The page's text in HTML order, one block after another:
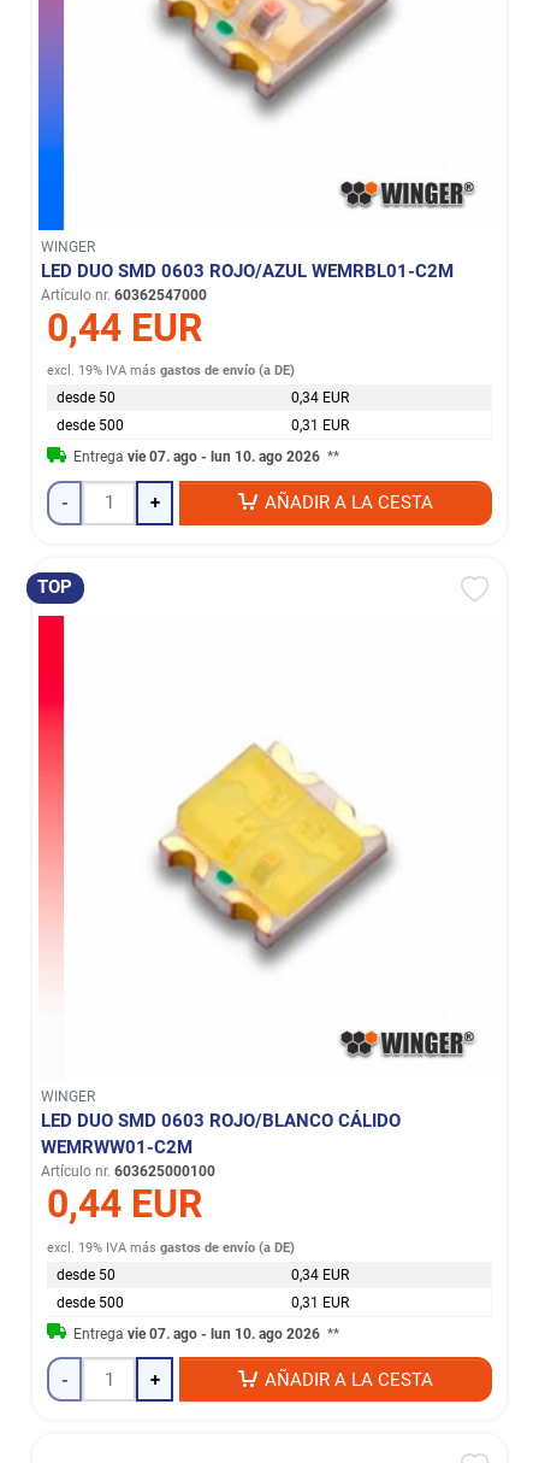
WINGER
LED DUO SMD 0603 ROJO/AZUL WEMRBL01-C2M
Artículo nr. 60362547000
0,44 EUR
excl. 19% IVA másgastos de envío (a DE)
desde 50
0,34 EUR
desde 500
0,31 EUR
Entregavie 07. ago - lun 10. ago 2026 **
- + AÑADIR A LA CESTA
TOP
WINGER
LED DUO SMD 0603 ROJO/BLANCO CÁLIDO
WEMRWW01-C2M
Artículo nr. 603625000100
0,44 EUR
excl. 19% IVA másgastos de envío (a DE)
desde 50
0,34 EUR
desde 500
0,31 EUR
Entregavie 07. ago - lun 10. ago 2026 **
- + AÑADIR A LA CESTA